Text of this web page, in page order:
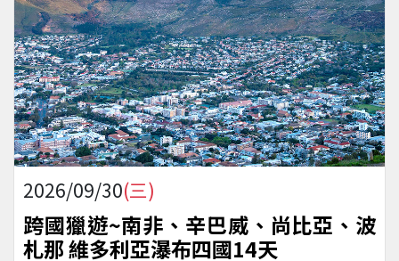
2026/09/30(三)
跨國獵遊~南非、辛巴威、尚比亞、波
札那 維多利亞瀑布四國14天